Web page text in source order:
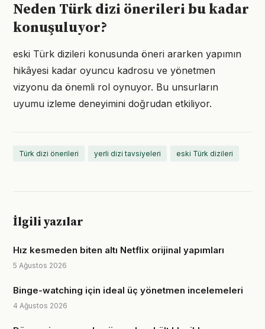
Neden Türk dizi önerileri bu kadar
konuşuluyor?
eski Türk dizileri konusunda öneri ararken yapımın
hikâyesi kadar oyuncu kadrosu ve yönetmen
vizyonu da önemli rol oynuyor. Bu unsurların
uyumu izleme deneyimini doğrudan etkiliyor.
Türk dizi önerileri yerli dizi tavsiyeleri eski Türk dizileri
İlgili yazılar
Hız kesmeden biten altı Netflix orijinal yapımları
5 Ağustos 2026
Binge-watching için ideal üç yönetmen incelemeleri
4 Ağustos 2026